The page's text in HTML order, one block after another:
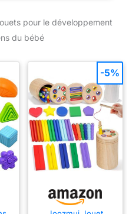
bébé, dès la
naissance
pour le développement
du bébé
-5%